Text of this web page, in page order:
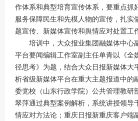
作体系和典型培育宣传体系，要重点抓
服务保障民生和先模人物的宣传，扎实
题宣传、新媒体宣传和舆情应对处置工
培训中，大众报业集团融媒体中心
平台要闻编辑工作室副主任单青以《全
径思考》为题，结合大众日报新媒体大
析省级新媒体平台在重大主题报道中的
委党校（山东行政学院）公共管理教研
翠萍通过典型案例解析，系统讲授领导
情应对方法论；重庆日报新重庆客户端